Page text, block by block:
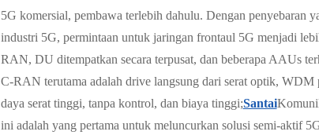
5G komersial, pembawa terlebih dahulu. Dengan penyebaran
industri 5G, permintaan untuk jaringan frontaul 5G menjadi
RAN, DU ditempatkan secara terpusat, dan beberapa AAUs
C-RAN terutama adalah drive langsung dari serat optik,
daya serat tinggi, tanpa kontrol, dan biaya tinggi;Santai
ini adalah yang pertama untuk meluncurkan solusi semi-aktif